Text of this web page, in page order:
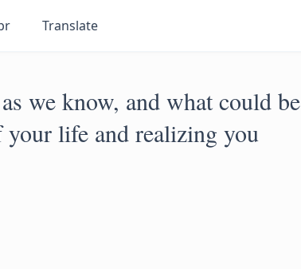
Translate
we know, and what could be
your life and realizing you